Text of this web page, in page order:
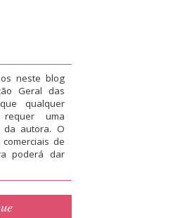
neste blog
Geral das
qualquer
uma
da autora. O
de
poderá dar